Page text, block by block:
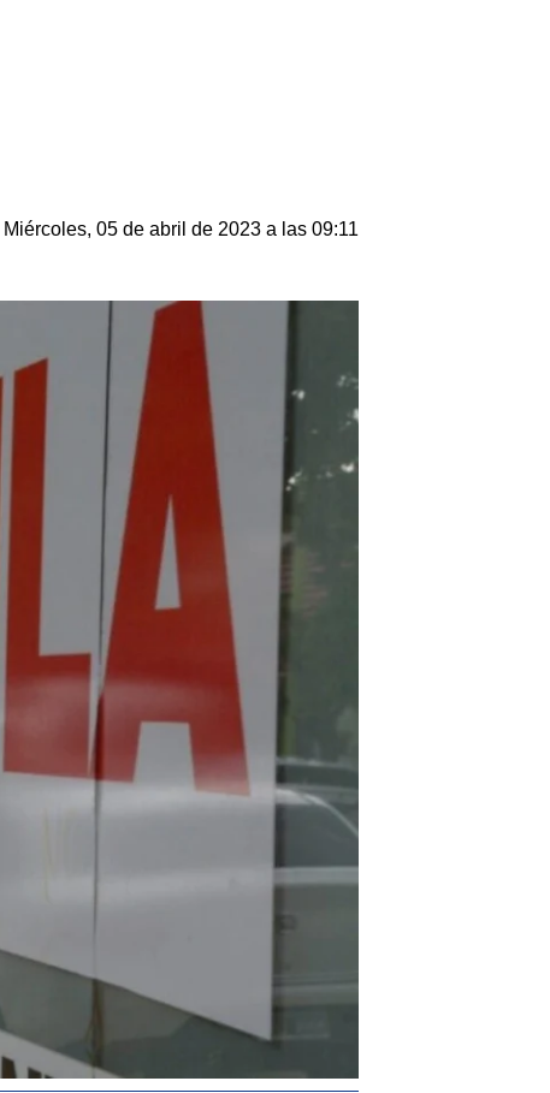
Miércoles, 05 de abril de 2023 a las 09:11